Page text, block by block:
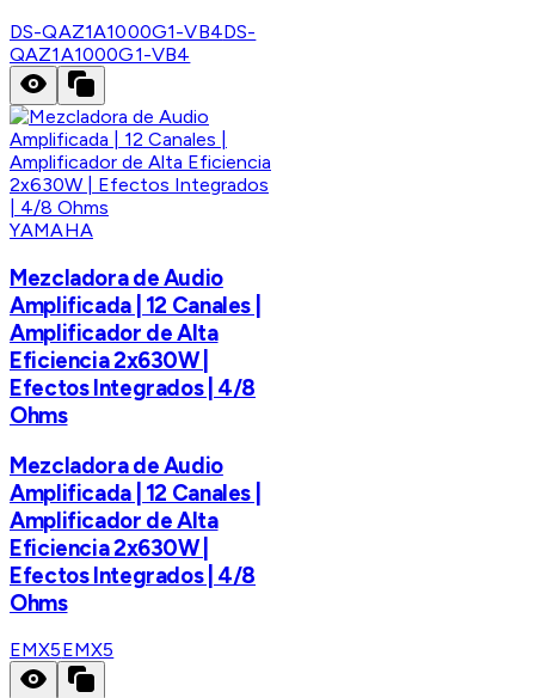
DS-QAZ1A1000G1-VB4DS-
QAZ1A1000G1-VB4
YAMAHA
Mezcladora de Audio
Amplificada | 12 Canales |
Amplificador de Alta
Eficiencia 2x630W |
Efectos Integrados | 4/8
Ohms
Mezcladora de Audio
Amplificada | 12 Canales |
Amplificador de Alta
Eficiencia 2x630W |
Efectos Integrados | 4/8
Ohms
EMX5EMX5